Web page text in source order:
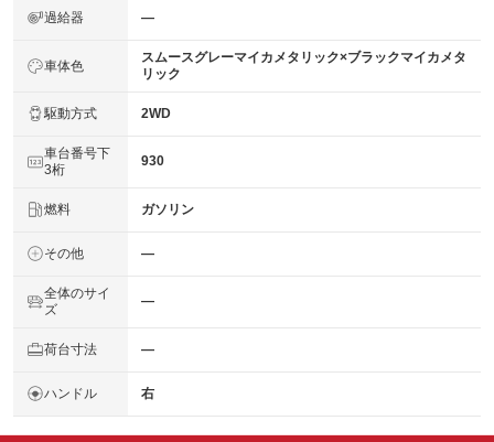
過給器 ―
車体色
スムースグレーマイカメタリック×ブラックマイカメタ
リック
駆動方式 2WD
車台番号下
3桁
930
燃料 ガソリン
その他 ―
全体のサイ
ズ
―
荷台寸法 ―
ハンドル 右